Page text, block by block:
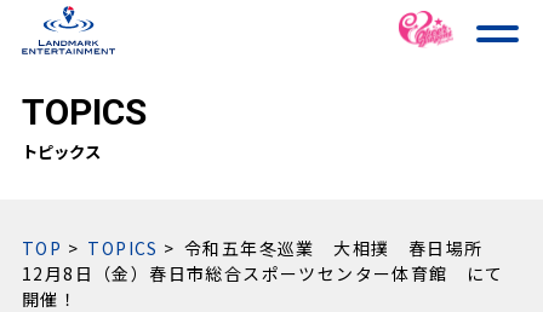
TOPICS
トピックス
TOP TOPICS
令和五年冬巡業 大相撲 春日場所
12月8日（金）春日市総合スポーツセンター体育館 にて
開催！